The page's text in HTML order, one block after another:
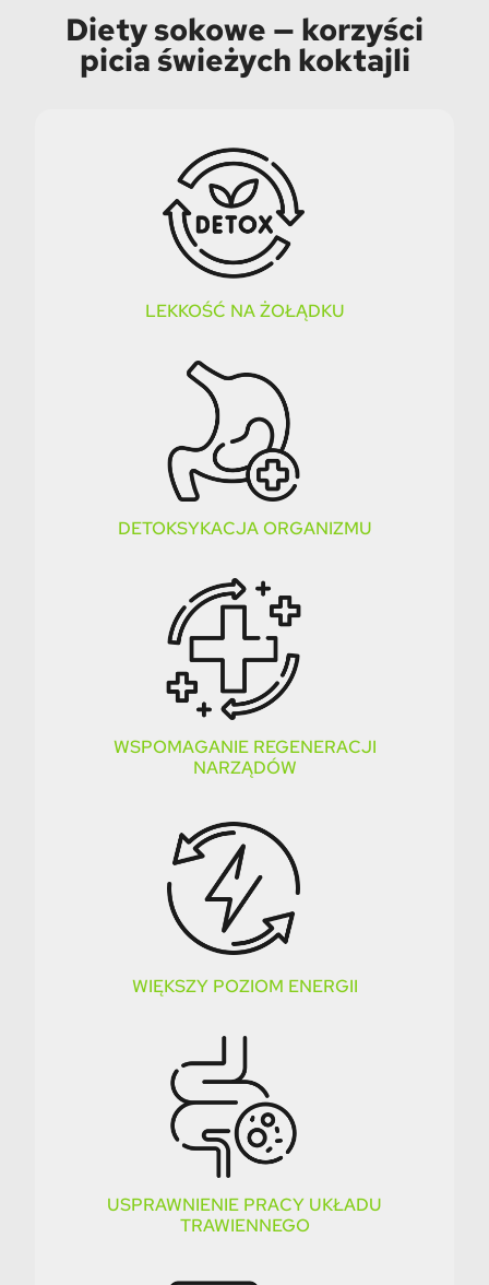
Diety sokowe — korzyści
picia świeżych koktajli
LEKKOŚĆ NA ŻOŁĄDKU
DETOKSYKACJA ORGANIZMU​
WSPOMAGANIE REGENERACJI
NARZĄDÓW
WIĘKSZY POZIOM ENERGII
USPRAWNIENIE PRACY UKŁADU
TRAWIENNEGO